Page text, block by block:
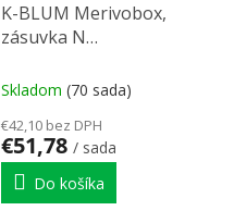
K-BLUM Merivobox,
zásuvka N
skrutka
Skladom (70 sada)
€42,10 bez DPH
€51,78 / sada
Do košíka